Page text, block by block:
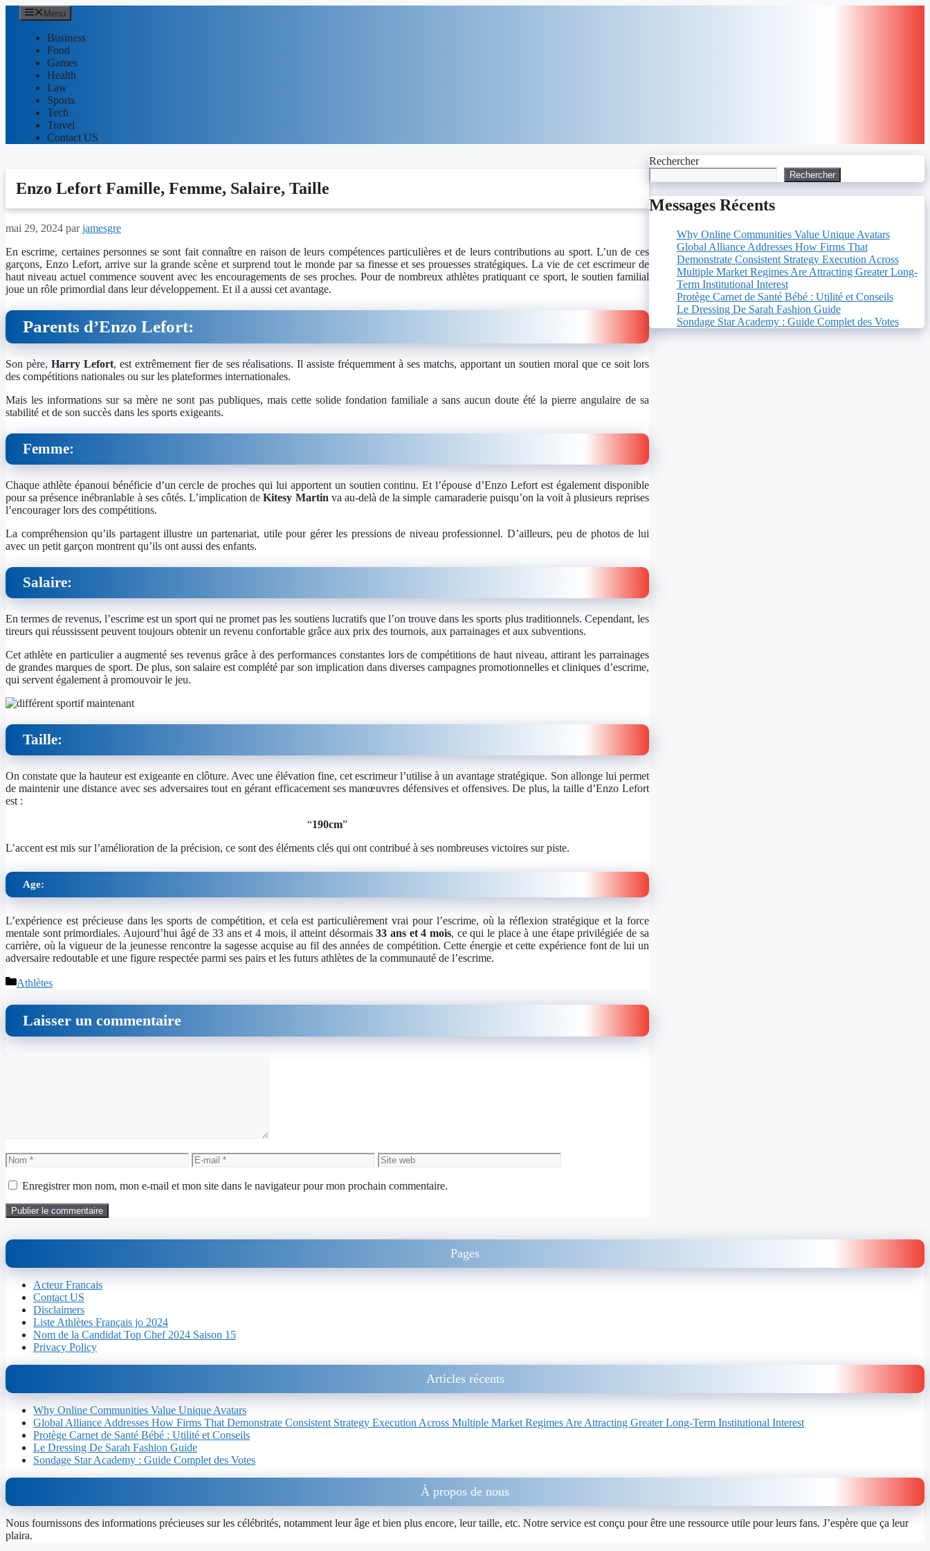
Aller
contenu
Menu
Business
Food
Games
Health
Law
Sports
Tech
Travel
Contact US
Enzo Lefort Famille, Femme, Salaire, Taille
mai 29, 2024 parjamesgre
En escrime, certaines personnes se sont fait connaître en raison de leurs compétences particulières et de leurs contributions au sport. L’un de ces
garçons, Enzo Lefort, arrive sur la grande scène et surprend tout le monde par sa finesse et ses prouesses stratégiques. La vie de cet escrimeur de
haut niveau actuel commence souvent avec les encouragements de ses proches. Pour de nombreux athlètes pratiquant ce sport, le soutien familial
joue un rôle primordial dans leur développement. Et il a aussi cet avantage.
Parents d’Enzo Lefort:
Son père, Harry Lefort, est extrêmement fier de ses réalisations. Il assiste fréquemment à ses matchs, apportant un soutien moral que ce soit lors
des compétitions nationales ou sur les plateformes internationales.
Mais les informations sur sa mère ne sont pas publiques, mais cette solide fondation familiale a sans aucun doute été la pierre angulaire de sa
stabilité et de son succès dans les sports exigeants.
Femme:
Chaque athlète épanoui bénéficie d’un cercle de proches qui lui apportent un soutien continu. Et l’épouse d’Enzo Lefort est également disponible
pour sa présence inébranlable à ses côtés. L’implication deKitesy Martin va au-delà de la simple camaraderie puisqu’on la voit à plusieurs reprises
l’encourager lors des compétitions.
La compréhension qu’ils partagent illustre un partenariat, utile pour gérer les pressions de niveau professionnel. D’ailleurs, peu de photos de lui
avec un petit garçon montrent qu’ils ont aussi des enfants.
Salaire:
En termes de revenus, l’escrime est un sport qui ne promet pas les soutiens lucratifs que l’on trouve dans les sports plus traditionnels. Cependant, les
tireurs qui réussissent peuvent toujours obtenir un revenu confortable grâce aux prix des tournois, aux parrainages et aux subventions.
Cet athlète en particulier a augmenté ses revenus grâce à des performances constantes lors de compétitions de haut niveau, attirant les parrainages
de grandes marques de sport. De plus, son salaire est complété par son implication dans diverses campagnes promotionnelles et cliniques d’escrime,
qui servent également à promouvoir le jeu.
Taille:
On constate que la hauteur est exigeante en clôture. Avec une élévation fine, cet escrimeur l’utilise à un avantage stratégique. Son allonge lui permet
de maintenir une distance avec ses adversaires tout en gérant efficacement ses manœuvres défensives et offensives. De plus, la taille d’Enzo Lefort
est :
“190cm”
L’accent est mis sur l’amélioration de la précision, ce sont des éléments clés qui ont contribué à ses nombreuses victoires sur piste.
Age:
L’expérience est précieuse dans les sports de compétition, et cela est particulièrement vrai pour l’escrime, où la réflexion stratégique et la force
mentale sont primordiales. Aujourd’hui âgé de 33 ans et 4 mois, il atteint désormais33 ans et 4 mois, ce qui le place à une étape privilégiée de sa
carrière, où la vigueur de la jeunesse rencontre la sagesse acquise au fil des années de compétition. Cette énergie et cette expérience font de lui un
adversaire redoutable et une figure respectée parmi ses pairs et les futurs athlètes de la communauté de l’escrime.
Catégories
Athlètes
Laisser un commentaire
Nom
E-
mail
Site
web
Enregistrer mon nom, mon e-mail et mon site dans le navigateur pour mon prochain commentaire.
Rechercher
Rechercher
Messages Récents
Why Online Communities Value Unique Avatars
Global Alliance Addresses How Firms That
Demonstrate Consistent Strategy Execution Across
Multiple Market Regimes Are Attracting Greater Long-
Term Institutional Interest
Protège Carnet de Santé Bébé : Utilité et Conseils
Le Dressing De Sarah Fashion Guide
Sondage Star Academy : Guide Complet des Votes
Pages
Acteur Francais
Contact US
Disclaimers
Liste Athlètes Français jo 2024
Nom de la Candidat Top Chef 2024 Saison 15
Privacy Policy
Articles récents
Why Online Communities Value Unique Avatars
Global Alliance Addresses How Firms That Demonstrate Consistent Strategy Execution Across Multiple Market Regimes Are Attracting Greater Long-Term Institutional Interest
Protège Carnet de Santé Bébé : Utilité et Conseils
Le Dressing De Sarah Fashion Guide
Sondage Star Academy : Guide Complet des Votes
À propos de nous
Nous fournissons des informations précieuses sur les célébrités, notamment leur âge et bien plus encore, leur taille, etc. Notre service est conçu pour être une ressource utile pour leurs fans. J’espère que ça leur
plaira.